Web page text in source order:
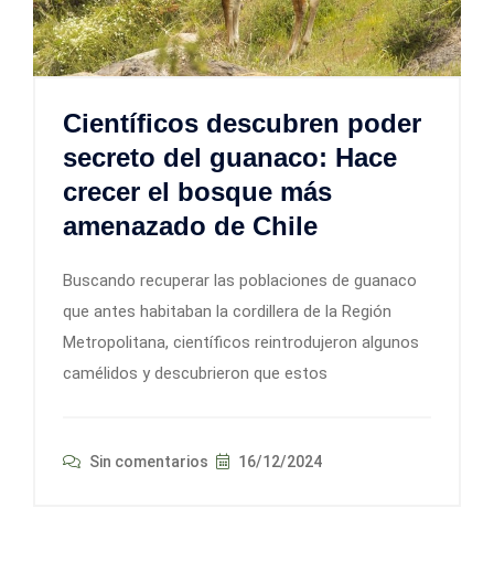
Científicos descubren poder
secreto del guanaco: Hace
crecer el bosque más
amenazado de Chile
Buscando recuperar las poblaciones de guanaco
que antes habitaban la cordillera de la Región
Metropolitana, científicos reintrodujeron algunos
camélidos y descubrieron que estos
Sin comentarios 16/12/2024